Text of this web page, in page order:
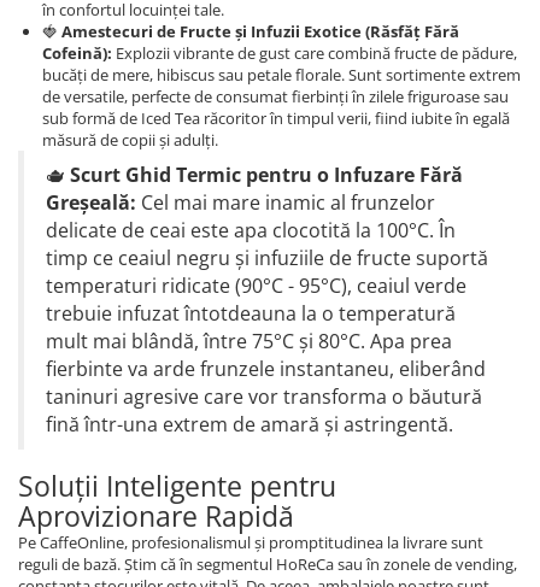
în confortul locuinței tale.
🍓 Amestecuri de Fructe și Infuzii Exotice (Răsfăț Fără
Cofeină): Explozii vibrante de gust care combină fructe de pădure,
bucăți de mere, hibiscus sau petale florale. Sunt sortimente extrem
de versatile, perfecte de consumat fierbinți în zilele friguroase sau
sub formă de Iced Tea răcoritor în timpul verii, fiind iubite în egală
măsură de copii și adulți.
🫖 Scurt Ghid Termic pentru o Infuzare Fără
Greșeală: Cel mai mare inamic al frunzelor
delicate de ceai este apa clocotită la 100°C. În
timp ce ceaiul negru și infuziile de fructe suportă
temperaturi ridicate (90°C - 95°C), ceaiul verde
trebuie infuzat întotdeauna la o temperatură
mult mai blândă, între 75°C și 80°C. Apa prea
fierbinte va arde frunzele instantaneu, eliberând
taninuri agresive care vor transforma o băutură
fină într-una extrem de amară și astringentă.
Soluții Inteligente pentru
Aprovizionare Rapidă
Pe CaffeOnline, profesionalismul și promptitudinea la livrare sunt
reguli de bază. Știm că în segmentul HoReCa sau în zonele de vending,